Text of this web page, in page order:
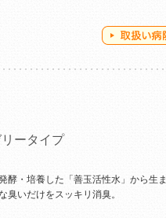
ータイプ
酵・培養した「善玉活性水」から生ま
臭いだけをスッキリ消臭。